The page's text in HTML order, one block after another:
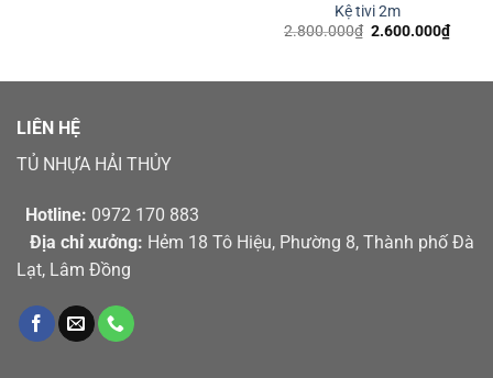
3.000.000₫.
Kệ tivi 2m
2.800.000₫ Giá
2.600.000₫Giá
hiện
LIÊN HỆ
TỦ NHỰA HẢI THỦY
Hotline: 0972 170 883
Địa chỉ xưởng: Hẻm 18 Tô Hiệu, Phường 8, Thành phố Đà
Lạt, Lâm Đồng